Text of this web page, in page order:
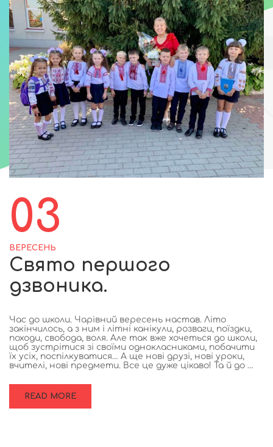
03
ВЕРЕСЕНЬ
Свято першого
дзвоника.
Час до школи. Чарівний вересень настав. Літо
закінчилось, а з ним і літні канікули, розваги, поїздки,
походи, свобода, воля. Але так вже хочеться до школи,
щоб зустрітися зі своїми однокласниками, побачити
їх усіх, поспілкуватися… А ще нові друзі, нові уроки,
вчителі, нові предмети. Все це дуже цікаво! Та й до …
READ MORE